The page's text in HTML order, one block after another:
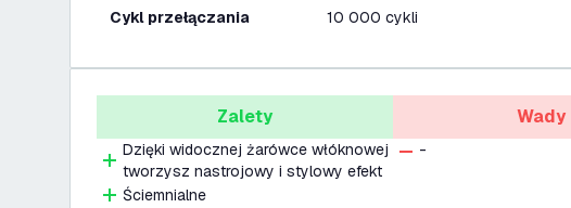
Cykl przełączania 10 000 cykli
Zalety
Dzięki widocznej żarówce włóknowej
tworzysz nastrojowy i stylowy efekt
Ściemnialne
Wady
-